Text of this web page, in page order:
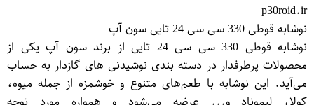
p30roid.ir
نوشابه قوطی 330 سی سی 24 تایی سون آپ
نوشابه قوطی 330 سی سی 24 تایی از برند سون آپ یکی از
محصولات پرطرفدار در دسته بندی نوشیدنی های گازدار به حساب
می‌آید. این نوشابه با طعم‌های متنوع و خوشمزه از جمله میوه،